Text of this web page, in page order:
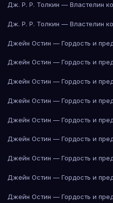
Дж. Р. Р. Толкин — Властелин
Дж. Р. Р. Толкин — Властелин
Джейн Остин — Гордость и
Джейн Остин — Гордость и
Джейн Остин — Гордость и
Джейн Остин — Гордость и
Джейн Остин — Гордость и
Джейн Остин — Гордость и
Джейн Остин — Гордость и
Джейн Остин — Гордость и
Джейн Остин — Гордость и